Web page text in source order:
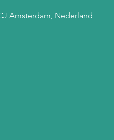
Amsterdam, Nederland